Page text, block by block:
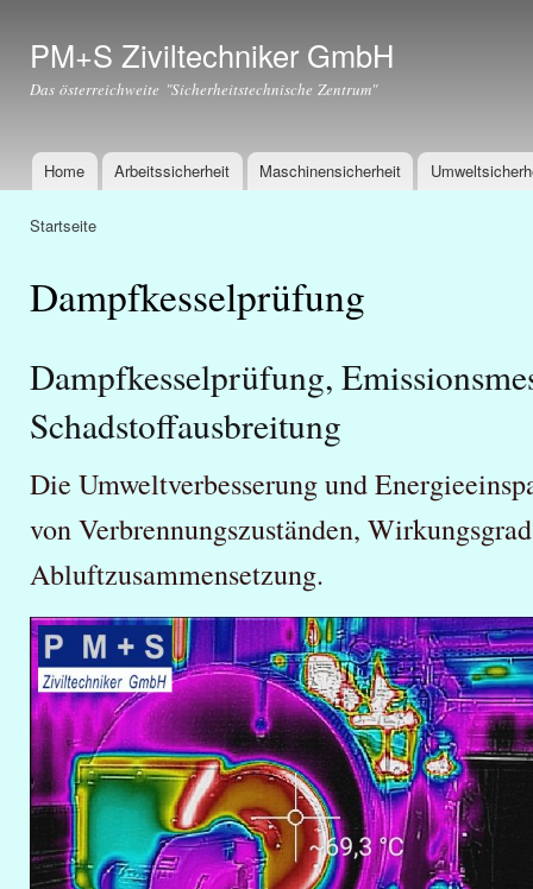
PM+S Ziviltechniker GmbH
Das österreichweite "Sicherheitstechnische Zentrum"
Hauptmenü
Home Arbeitssicherheit Maschinensicherheit
Startseite
Dampfkesselprüfung
Dampfkesselprüfung,
Schadstoffausbreitung
Die Umweltverbesserung und
von Verbrennungszuständen,
Abluftzusammensetzung.